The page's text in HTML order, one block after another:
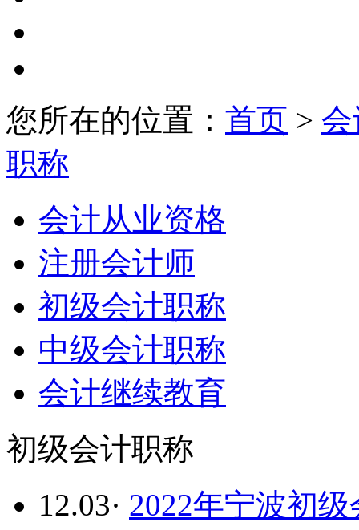
您所在的位置： 首页 >
职称
会计从业资格
注册会计师
初级会计职称
中级会计职称
会计继续教育
初级会计职称
12.03· 2022年宁波初